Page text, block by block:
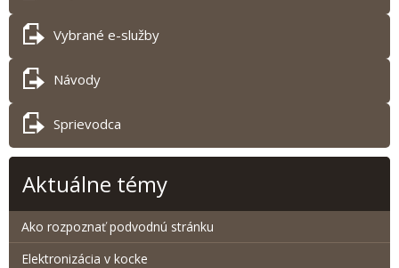
Vybrané e-služby
Návody
Sprievodca
Aktuálne témy
Ako rozpoznať podvodnú stránku
Elektronizácia v kocke